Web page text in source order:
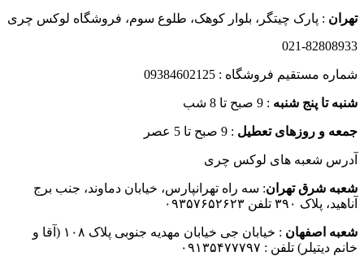
تهران : پارک چیتگر، بلوار کوهک، طلوع سوم، فروشگاه لوکس چری
021-82808933
شماره مستقیم فروشگاه : 09384602125
شنبه تا پنج شنبه : 9 صبح تا 8 شب
جمعه و روزهای تعطیل : 9 صبح تا 5 عصر
آدرس شعبه های لوکس چری
شعبه شرق تهران: سه راه تهرانپارس، خیابان دماوند، جنب برج
آناهید، پلاک ۳۹۰ تلفن ۰۹۳۵۷۶۵۲۶۲۳
شعبه اصفهان
: خیابان جی خیابان مهدیه جنوبی پلاک ۱۰۸ (آقا و
خانم دیتیلر) تلفن : ۰۹۱۳۵۴۷۷۷۹۷